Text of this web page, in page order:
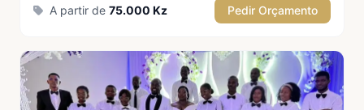
A partir de 75.000 Kz Pedir Orçamento